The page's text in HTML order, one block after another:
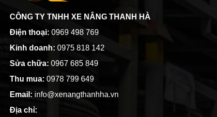
CÔNG TY TNHH XE NÂNG THANH HÀ
Điện thoại: 0969 498 769
Kinh doanh: 0975 818 142
Sửa chữa: 0967 685 849
Thu mua: 0978 799 649
Email: info@xenangthanhha.vn
Địa chỉ: